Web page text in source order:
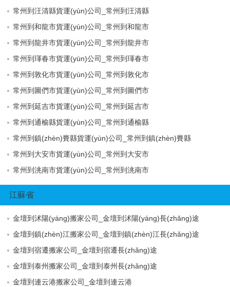
常州到汪清縣貨運(yùn)公司_常州到汪清縣
常州到和龍市貨運(yùn)公司_常州到和龍市
常州到龍井市貨運(yùn)公司_常州到龍井市
常州到琿春市貨運(yùn)公司_常州到琿春市
常州到敦化市貨運(yùn)公司_常州到敦化市
常州到圖們市貨運(yùn)公司_常州到圖們市
常州到延吉市貨運(yùn)公司_常州到延吉市
常州到通榆縣貨運(yùn)公司_常州到通榆縣
常州到鎮(zhèn)賚縣貨運(yùn)公司_常州到鎮(zhèn)賚縣
常州到大安市貨運(yùn)公司_常州到大安市
常州到洮南市貨運(yùn)公司_常州到洮南市
江蘇省
金壇到沭陽(yáng)搬家公司_金壇到沭陽(yáng)長(zhǎng)途
金壇到鎮(zhèn)江搬家公司_金壇到鎮(zhèn)江長(zhǎng)途
金壇到宿遷搬家公司_金壇到宿遷長(zhǎng)途
金壇到泰州搬家公司_金壇到泰州長(zhǎng)途
金壇到連云港搬家公司_金壇到連云港